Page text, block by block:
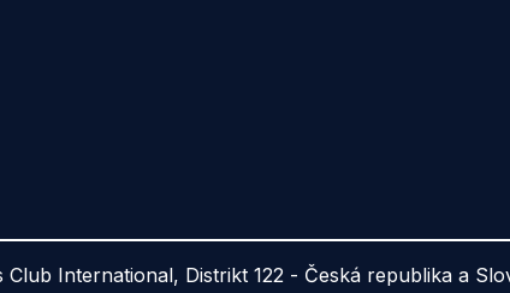
Club International, Distrikt 122 - Česká republika a